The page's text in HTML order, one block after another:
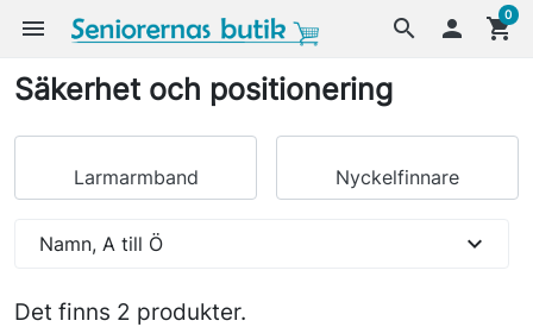
search
menu  shopping_cart
0
Säkerhet och positionering
Larmarmband Nyckelfinnare
Det finns 2 produkter.
Namn, A till Ö expand_more